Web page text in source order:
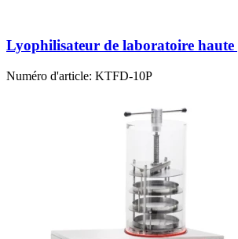
Lyophilisateur de laboratoire haute
Numéro d'article: KTFD-10P